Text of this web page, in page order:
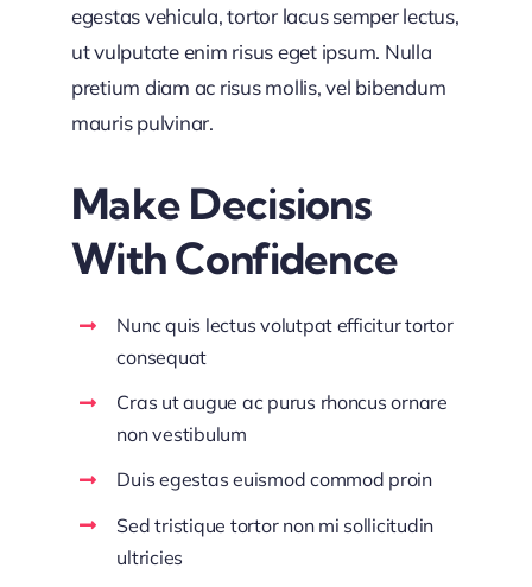
egestas vehicula, tortor lacus semper lectus,
ut vulputate enim risus eget ipsum. Nulla
pretium diam ac risus mollis, vel bibendum
mauris pulvinar.
Make Decisions
With Confidence
Nunc quis lectus volutpat efficitur tortor
consequat
Cras ut augue ac purus rhoncus ornare
non vestibulum
Duis egestas euismod commod proin
Sed tristique tortor non mi sollicitudin
ultricies